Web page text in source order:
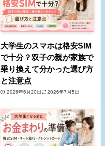
大学生のスマホは格安SIM
で十分？双子の親が家族で
乗り換えて分かった選び方
と注意点
2026年6月20日 2026年7月5日